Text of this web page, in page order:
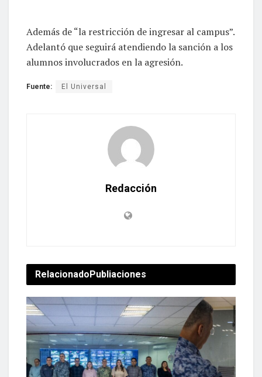
Además de “la restricción de ingresar al campus”.
Adelantó que seguirá atendiendo la sanción a los
alumnos involucrados en la agresión.
Fuente: El Universal
Redacción
Relacionado Publiaciones